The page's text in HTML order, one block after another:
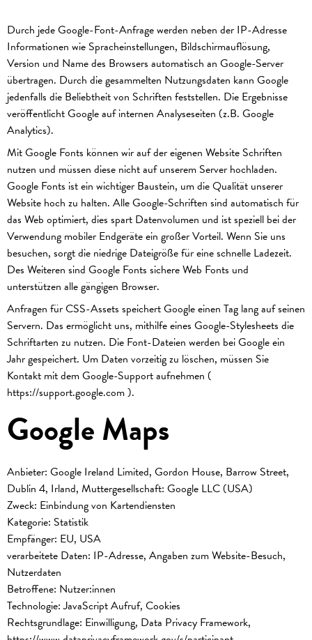
Durch jede Google-Font-Anfrage werden neben der IP-Adresse
Informationen wie Spracheinstellungen, Bildschirmauflösung,
Version und Name des Browsers automatisch an Google-Server
übertragen. Durch die gesammelten Nutzungsdaten kann Google
jedenfalls die Beliebtheit von Schriften feststellen. Die Ergebnisse
veröffentlicht Google auf internen Analyseseiten (z.B. Google
Analytics).
Mit Google Fonts können wir auf der eigenen Website Schriften
nutzen und müssen diese nicht auf unserem Server hochladen.
Google Fonts ist ein wichtiger Baustein, um die Qualität unserer
Website hoch zu halten. Alle Google-Schriften sind automatisch für
das Web optimiert, dies spart Datenvolumen und ist speziell bei der
Verwendung mobiler Endgeräte ein großer Vorteil. Wenn Sie uns
besuchen, sorgt die niedrige Dateigröße für eine schnelle Ladezeit.
Des Weiteren sind Google Fonts sichere Web Fonts und
unterstützen alle gängigen Browser.
Anfragen für CSS-Assets speichert Google einen Tag lang auf seinen
Servern. Das ermöglicht uns, mithilfe eines Google-Stylesheets die
Schriftarten zu nutzen. Die Font-Dateien werden bei Google ein
Jahr gespeichert. Um Daten vorzeitig zu löschen, müssen Sie
Kontakt mit dem Google-Support aufnehmen (
https://support.google.com).
Google Maps
Anbieter: Google Ireland Limited, Gordon House, Barrow Street,
Dublin 4, Irland, Muttergesellschaft: Google LLC (USA)
Zweck: Einbindung von Kartendiensten
Kategorie: Statistik
Empfänger: EU, USA
verarbeitete Daten: IP-Adresse, Angaben zum Website-Besuch,
Nutzerdaten
Betroffene: Nutzer:innen
Technologie: JavaScript Aufruf, Cookies
Rechtsgrundlage: Einwilligung, Data Privacy Framework,